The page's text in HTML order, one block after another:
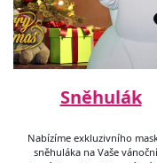
Sněhulák
Nabízíme exkluzivního
sněhuláka na Vaše